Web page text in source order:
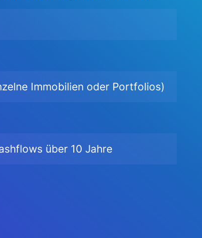
Immobilien oder Portfolios)
über 10 Jahre